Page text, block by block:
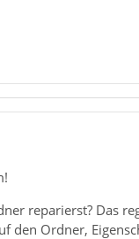
reparierst? Das
den Ordner,